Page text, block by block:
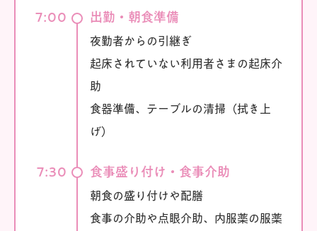
7:00 出勤・朝食準備
夜勤者からの引継ぎ
起床されていない利用者さまの起床介
助
食器準備、テーブルの清掃（拭き上
げ）
7:30 食事盛り付け・食事介助
朝食の盛り付けや配膳
食事の介助や点眼介助、内服薬の服薬